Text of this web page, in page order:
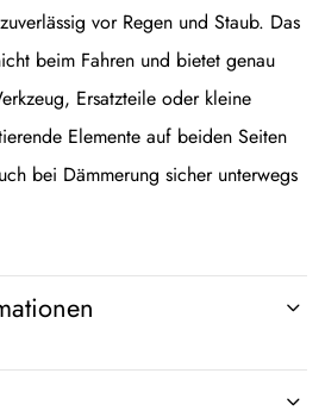
vor Regen und Staub. Das
beim Fahren und bietet genau
Ersatzteile oder kleine
Elemente auf beiden Seiten
bei Dämmerung sicher unterwegs